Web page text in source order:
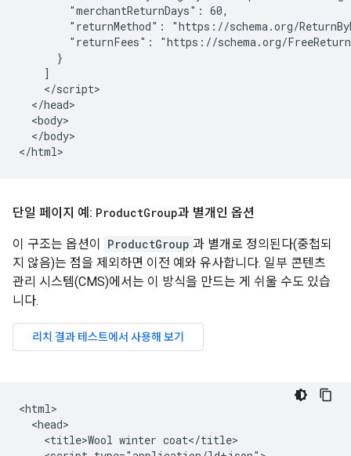
        "merchantReturnDays": 60,
"returnMethod": "https://schema.org/
"returnFees": "https://schema.org/
      }
    ]
    </script>
  </head>
  <body>
  </body>
</html>
단일 페이지 예: ProductGroup과 별개인 옵션
이 구조는 옵션이 ProductGroup 과 별개로 정의된다(중첩되
지 않음)는 점을 제외하면 이전 예와 유사합니다. 일부 콘텐츠
관리 시스템(CMS)에서는 이 방식을 만드는 게 쉬울 수도 있습
니다.
<html>
  <head>
    <title>Wool winter coat</title>